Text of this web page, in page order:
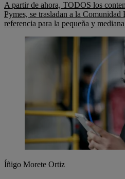
A partir de ahora, TODOS los
Pymes, se trasladan a la Comunidad
referencia para la pequeña y
Íñigo Morete Ortiz